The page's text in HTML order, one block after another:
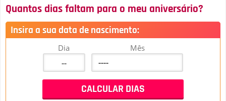
Quantos dias faltam para o meu aniversário?
Insira a sua data de nascimento:
Dia Mês